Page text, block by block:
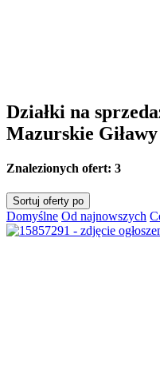
Działki na
Mazurskie Giławy
Znalezionych ofert: 3
Sortuj oferty po
Domyślne Od najnowszych